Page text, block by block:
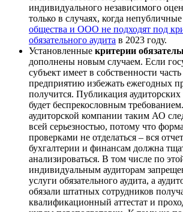
индивидуального независимого
только в случаях, когда непубличные
общества и ООО не подходят под
обязательного аудита в 2023 году.
Установленные критерии
дополнены новым случаем. Если
субъект имеет в собственности
предприятию избежать ежегодных
получится. Публикация
будет беспрекословным
аудиторской компании таким АО
всей серьезностью, потому что
проверками не отделаться – вся
бухгалтерии и финансам должна
анализироваться. В том числе по
индивидуальным аудиторам
услуги обязательного аудита, а
обязали штатных сотрудников
квалификационный аттестат и